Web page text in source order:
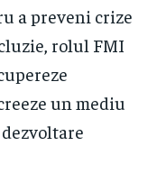
a preveni crize
rolul FMI
un mediu